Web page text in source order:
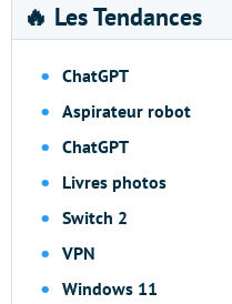
🔥 Les Tendances
ChatGPT
Aspirateur robot
ChatGPT
Livres photos
Switch 2
VPN
Windows 11